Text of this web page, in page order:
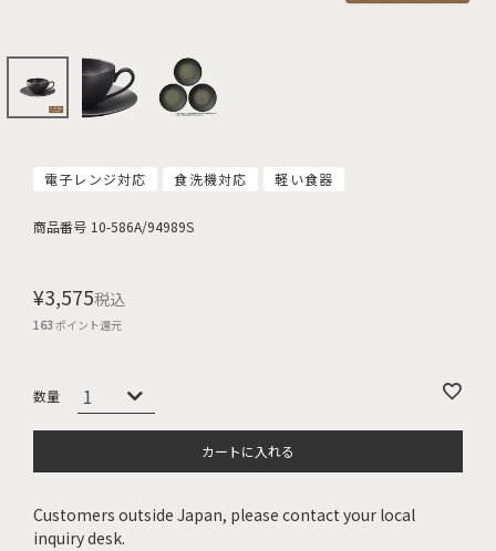
電子レンジ対応 食洗機対応 軽い食器
商品番号 10-586A/94989S
¥3,575税込
163ポイント還元
カートに入れる
Customers outside Japan, please contact your local
inquiry desk.